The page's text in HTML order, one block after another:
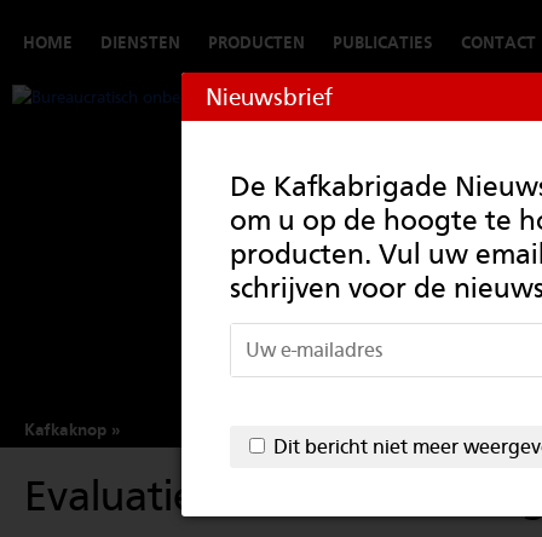
HOME DIENSTEN PRODUCTEN PUBLICATIES CONTACT
Kafkaknop
Evaluatie van de
Nieuwsbrief
De Kafkabrigade
om u op de hoogte te
producten. Vul uw
schrijven voor de
Dit bericht niet meer